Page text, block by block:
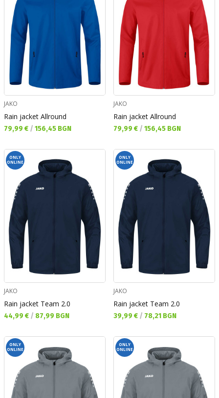
JAKO
Rain jacket Allround
Текуща цена:
79,99 € / 156,45 BGN
JAKO
Rain jacket Allround
Текуща цена:
79,99 € / 156,45 BGN
ONLY
ONLINE
JAKO
Rain jacket Team 2.0
Текуща цена:
44,99 € / 87,99 BGN
ONLY
ONLINE
JAKO
Rain jacket Team 2.0
Текуща цена:
39,99 € / 78,21 BGN
ONLY
ONLINE
ONLY
ONLINE